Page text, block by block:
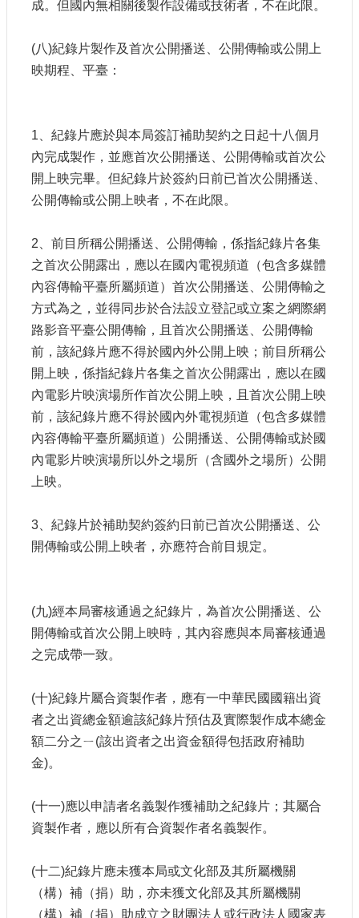
成。但國內無相關後製作設備或技術者，不在此限。
(八)紀錄片製作及首次公開播送、公開傳輸或公開上
映期程、平臺：
1、紀錄片應於與本局簽訂補助契約之日起十八個月
內完成製作，並應首次公開播送、公開傳輸或首次公
開上映完畢。但紀錄片於簽約日前已首次公開播送、
公開傳輸或公開上映者，不在此限。
2、前目所稱公開播送、公開傳輸，係指紀錄片各集
之首次公開露出，應以在國內電視頻道（包含多媒體
內容傳輸平臺所屬頻道）首次公開播送、公開傳輸之
方式為之，並得同步於合法設立登記或立案之網際網
路影音平臺公開傳輸，且首次公開播送、公開傳輸
前，該紀錄片應不得於國內外公開上映；前目所稱公
開上映，係指紀錄片各集之首次公開露出，應以在國
內電影片映演場所作首次公開上映，且首次公開上映
前，該紀錄片應不得於國內外電視頻道（包含多媒體
內容傳輸平臺所屬頻道）公開播送、公開傳輸或於國
內電影片映演場所以外之場所（含國外之場所）公開
上映。
3、紀錄片於補助契約簽約日前已首次公開播送、公
開傳輸或公開上映者，亦應符合前目規定。
(九)經本局審核通過之紀錄片，為首次公開播送、公
開傳輸或首次公開上映時，其內容應與本局審核通過
之完成帶一致。
(十)紀錄片屬合資製作者，應有一中華民國國籍出資
者之出資總金額逾該紀錄片預估及實際製作成本總金
額二分之ㄧ(該出資者之出資金額得包括政府補助
金)。
(十一)應以申請者名義製作獲補助之紀錄片；其屬合
資製作者，應以所有合資製作者名義製作。
(十二)紀錄片應未獲本局或文化部及其所屬機關
（構）補（捐）助，亦未獲文化部及其所屬機關
（構）補（捐）助成立之財團法人或行政法人國家表